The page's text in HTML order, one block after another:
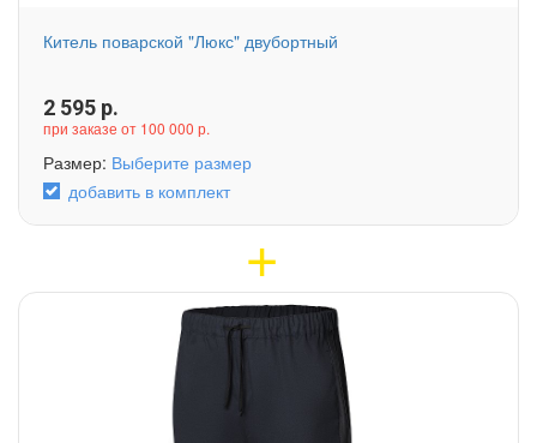
Китель поварской "Люкс" двубортный
2 595 р.
при заказе от 100 000 р.
Размер: Выберите размер
добавить в комплект